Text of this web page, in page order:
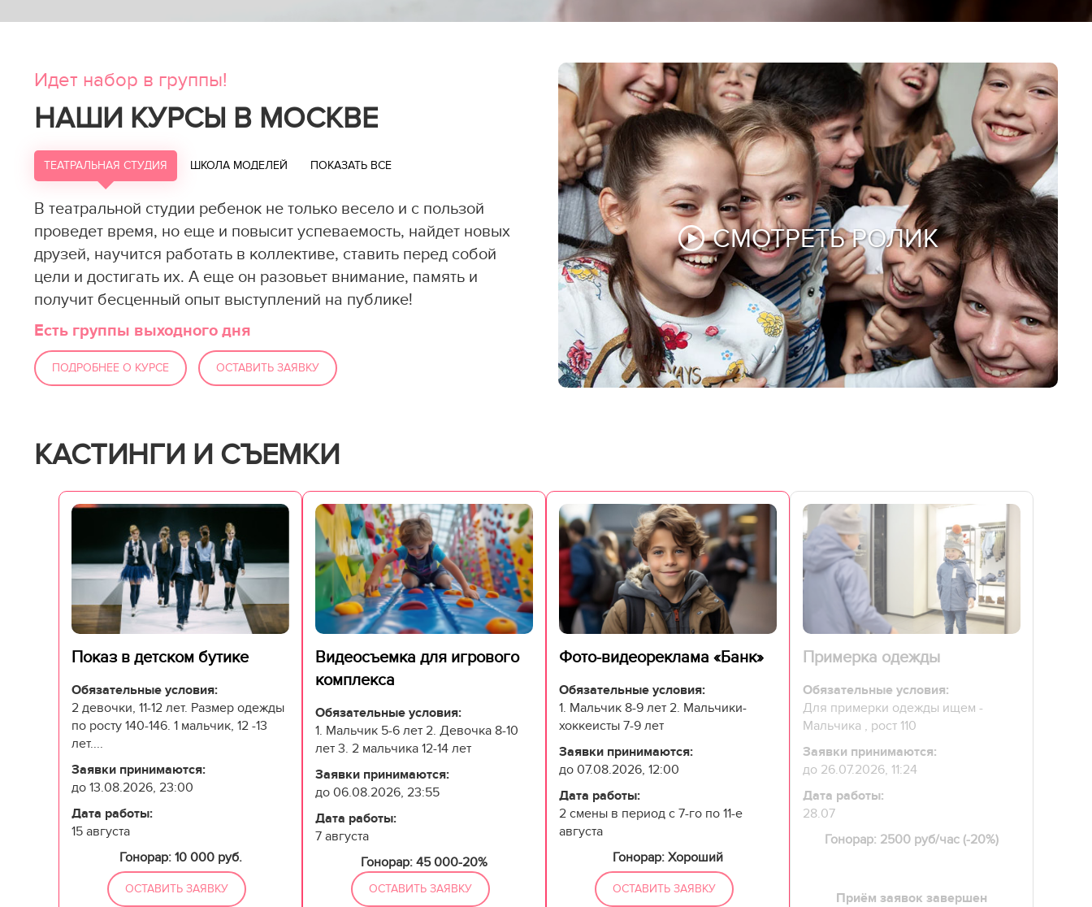
Идет набор в группы!
НАШИ КУРСЫ В МОСКВЕ
ТЕАТРАЛЬНАЯ СТУДИЯ ШКОЛА МОДЕЛЕЙ ПОКАЗАТЬ ВСЕ
В театральной студии ребенок не только весело и с пользой
проведет время, но еще и повысит успеваемость, найдет новых
друзей, научится работать в коллективе, ставить перед собой
цели и достигать их. А еще он разовьет внимание, память и
получит бесценный опыт выступлений на публике!
Есть группы выходного дня
ПОДРОБНЕЕ О КУРСЕ ОСТАВИТЬ ЗАЯВКУ
СМОТРЕТЬ РОЛИК
КАСТИНГИ И СЪЕМКИ
Показ в детском бутике
Обязательные условия:
2 девочки, 11-12 лет. Размер одежды
по росту 140-146. 1 мальчик, 12 -13
лет....
Заявки принимаются:
до 13.08.2026, 23:00
Дата работы:
15 августа
Гонорар: 10 000 руб.
ОСТАВИТЬ ЗАЯВКУ
Видеосъемка для игрового
комплекса
Обязательные условия:
1. Мальчик 5-6 лет 2. Девочка 8-10
лет 3. 2 мальчика 12-14 лет
Заявки принимаются:
до 06.08.2026, 23:55
Дата работы:
7 августа
Гонорар: 45 000-20%
ОСТАВИТЬ ЗАЯВКУ
Фото-видеореклама «Банк»
Обязательные условия:
1. Мальчик 8-9 лет 2. Мальчики-
хоккеисты 7-9 лет
Заявки принимаются:
до 07.08.2026, 12:00
Дата работы:
2 смены в период с 7-го по 11-е
августа
Гонорар: Хороший
ОСТАВИТЬ ЗАЯВКУ
Примерка одежды
Обязательные условия:
Для примерки одежды ищем -
Мальчика , рост 110
Заявки принимаются:
до 26.07.2026, 11:24
Дата работы:
28.07
Гонорар: 2500 руб/час (-20%)
Приём заявок завершен